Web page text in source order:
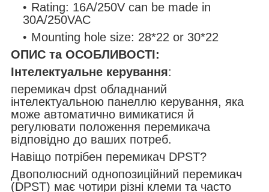
Rating: 16A/250V can be made in
30A/250VAC
Mounting hole size: 28*22 or 30*22
ОПИС та ОСОБЛИВОСТІ:
Інтелектуальне керування:
перемикач dpst обладнаний
інтелектуальною панеллю керування, яка
може автоматично вимикатися й
регулювати положення перемикача
відповідно до ваших потреб.
Навіщо потрібен перемикач DPST?
Двополюсний однопозиційний перемикач
(DPST) має чотири різні клеми та часто